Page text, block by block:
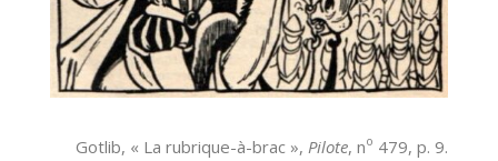
Gotlib, « La rubrique-à-brac », Pilote, no 479, p. 9.